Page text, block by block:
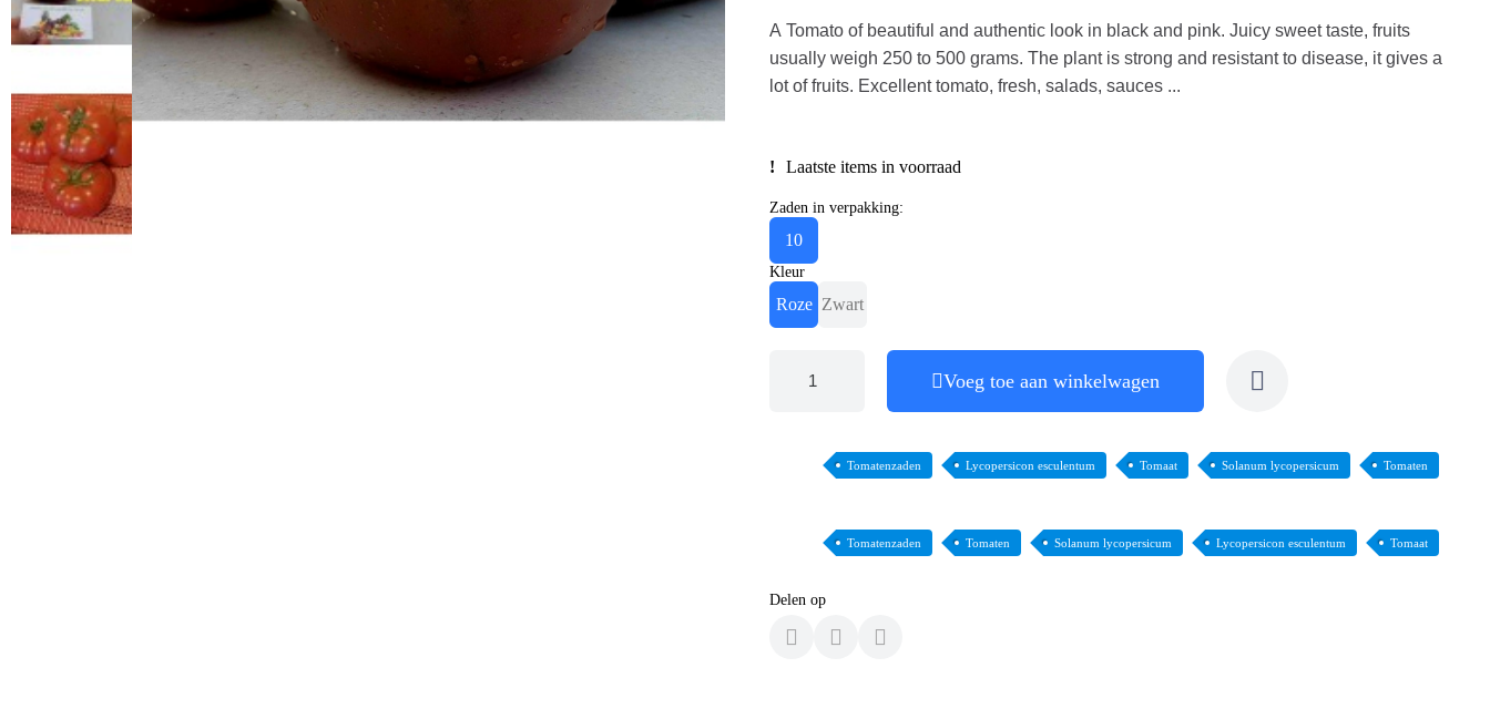
A Tomato of beautiful and authentic look in black and pink. Juicy sweet taste, fruits
usually weigh 250 to 500 grams. The plant is strong and resistant to disease, it gives a
lot of fruits. Excellent tomato, fresh, salads, sauces ...
Laatste items in voorraad
Zaden in verpakking:
10
Kleur
Roze Zwart
Voeg toe aan winkelwagen
Tomatenzaden Lycopersicon esculentum Tomaat Solanum lycopersicum Tomaten
Tomatenzaden Tomaten Solanum lycopersicum Lycopersicon esculentum Tomaat
Delen op